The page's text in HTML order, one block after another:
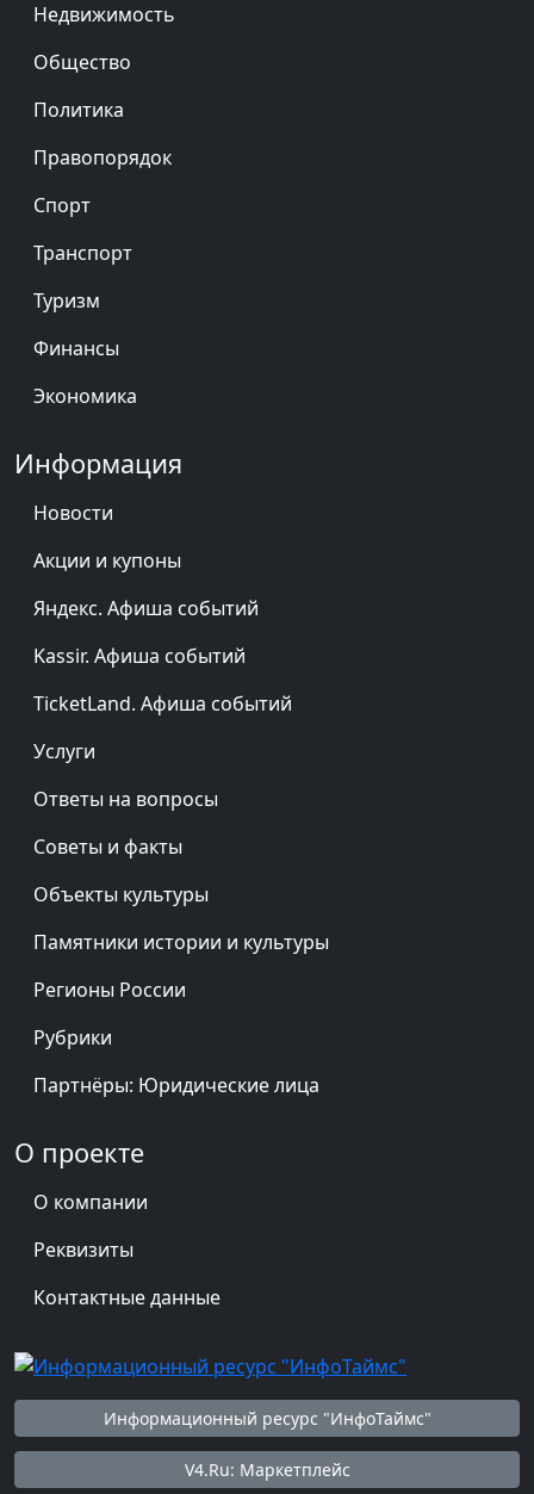
Недвижимость
Общество
Политика
Правопорядок
Спорт
Транспорт
Туризм
Финансы
Экономика
Информация
Новости
Акции и купоны
Яндекс. Афиша событий
Kassir. Афиша событий
TicketLand. Афиша событий
Услуги
Ответы на вопросы
Советы и факты
Объекты культуры
Памятники истории и культуры
Регионы России
Рубрики
Партнёры: Юридические лица
О проекте
О компании
Реквизиты
Контактные данные
Информационный ресурс "ИнфоТаймс"
V4.Ru: Маркетплейс